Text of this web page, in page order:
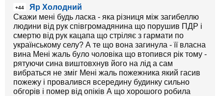
+44
Яр Холодний
Скажи мені будь ласка - яка різниця між загибеллю
людини від рук співгромадянина що порушив ПДР і
смертю від рук кацапа що стріляє з гармати по
українському селу? А те що вона загинула - її власна
вина Мені жаль було чоловіка що втопився рік тому -
рятуючи сина виштовхнув його на лід а сам
вибраться не зміг Мені жаль пожежника який гасив
пожежу і провалився всередину будинку сильно
обгорів і помер від опіків А що хорошого робила